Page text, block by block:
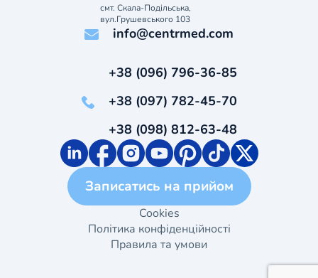
смт. Скала-Подільська,
вул.Грушевського 103
info@centrmed.com
+38 (096) 796-36-85
+38 (097) 782-45-70
+38 (098) 812-63-48
Записатись на прийом
Cookies
Політика конфіденційності
Правила та умови